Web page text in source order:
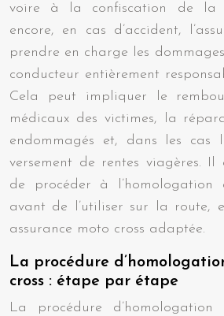
voire à la confiscation de la
encore, en cas d’accident,
prendre en charge les
conducteur entièrement
Cela peut impliquer le
médicaux des victimes, la
endommagés et, dans les cas
versement de rentes viagères.
de procéder à l’homologation
avant de l’utiliser sur la route,
assurance moto cross adaptée.
La procédure
cross : étape par étape
La procédure d’homologation